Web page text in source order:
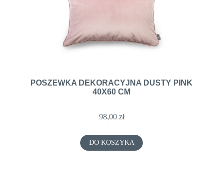
POSZEWKA DEKORACYJNA DUSTY PINK
40X60 CM
98,00 zł
DO KOSZYKA